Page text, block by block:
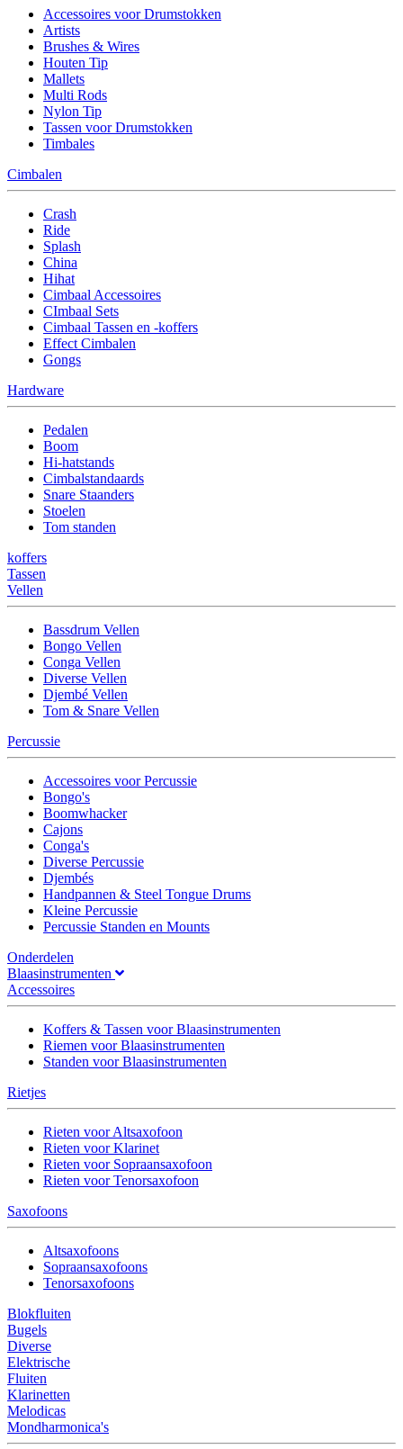
Accessoires voor Drumstokken
Artists
Brushes & Wires
Houten Tip
Mallets
Multi Rods
Nylon Tip
Tassen voor Drumstokken
Timbales
Cimbalen
Crash
Ride
Splash
China
Hihat
Cimbaal Accessoires
CImbaal Sets
Cimbaal Tassen en -koffers
Effect Cimbalen
Gongs
Hardware
Pedalen
Boom
Hi-hatstands
Cimbalstandaards
Snare Staanders
Stoelen
Tom standen
koffers
Tassen
Vellen
Bassdrum Vellen
Bongo Vellen
Conga Vellen
Diverse Vellen
Djembé Vellen
Tom & Snare Vellen
Percussie
Accessoires voor Percussie
Bongo's
Boomwhacker
Cajons
Conga's
Diverse Percussie
Djembés
Handpannen & Steel Tongue Drums
Kleine Percussie
Percussie Standen en Mounts
Onderdelen
Blaasinstrumenten
Accessoires
Koffers & Tassen voor Blaasinstrumenten
Riemen voor Blaasinstrumenten
Standen voor Blaasinstrumenten
Rietjes
Rieten voor Altsaxofoon
Rieten voor Klarinet
Rieten voor Sopraansaxofoon
Rieten voor Tenorsaxofoon
Saxofoons
Altsaxofoons
Sopraansaxofoons
Tenorsaxofoons
Blokfluiten
Bugels
Diverse
Elektrische
Fluiten
Klarinetten
Melodicas
Mondharmonica's